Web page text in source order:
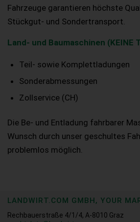
Fahrzeuge garantieren höchste
Stückgut- und Sondertransport.
Land- und Baumaschinen
Teil- sowie Komplettladungen
Sonderabmessungen
Zollservice (CH)
Die Be- und Entladung fahrbarer
Wunsch durch unser geschultes
problemlos möglich.
LANDWIRT.COM GMBH, YOUR
Rechbauerstraße 4/1/4, A-8010 Graz